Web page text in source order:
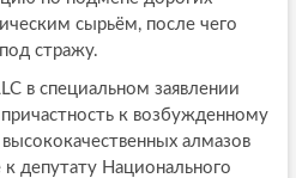
сырьём, после чего
стражу.
в специальном заявлении
к возбужденному
алмазов
депутату Национального